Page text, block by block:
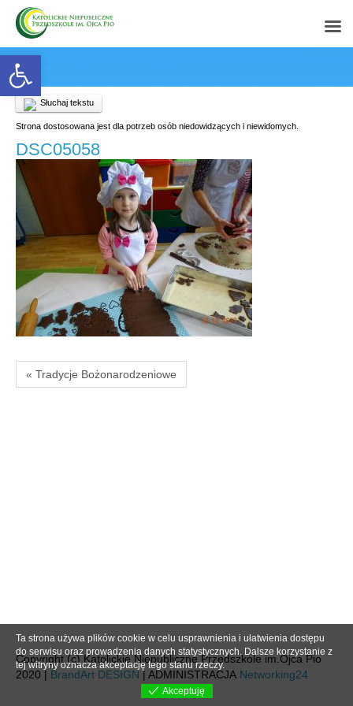
Open toolbar
Słuchaj tekstu
Strona dostosowana jest dla potrzeb osób niedowidzących i niewidomych.
DSC05058
« Tradycje Bożonarodzeniowe
Copyright (c) Katolickie Niepubliczne Przedszkole im.Ojca Pio
2020 | BrandArt DESIGN | ADMINISTRACJA Networking24
Ta strona używa plików cookie w celu usprawnienia i ułatwienia dostępu
do serwisu oraz prowadzenia danych statystycznych. Dalsze korzystanie z
tej witryny oznacza akceptację tego stanu rzeczy.
Akceptuję